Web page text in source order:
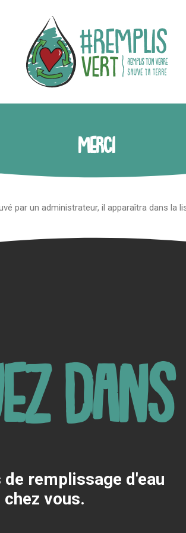
Merci
par un administrateur, il apparaîtra dans la
remplissage d'eau
vous.